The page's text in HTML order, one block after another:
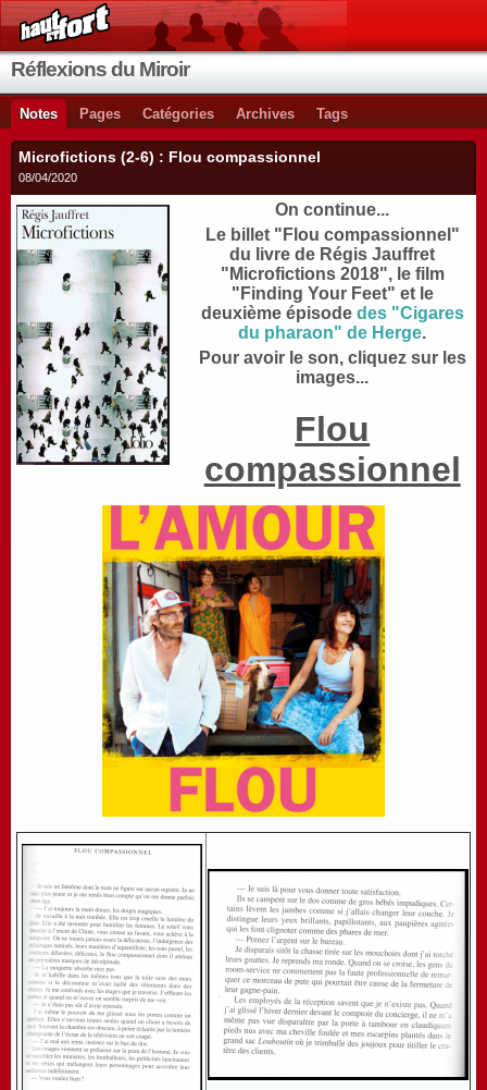
Réflexions du Miroir
Notes Pages Catégories Archives Tags
Microfictions (2-6) : Flou compassionnel
08/04/2020
On continue...
Le billet "Flou compassionnel"
du livre de Régis Jauffret
"Microfictions 2018", le film
"Finding Your Feet" et le
deuxième épisode des "Cigares
du pharaon" de Herge.
Pour avoir le son, cliquez sur les
images...
Flou
compassionnel